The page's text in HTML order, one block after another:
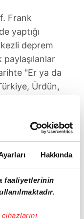
Hakkında
faaliyetlerinin
Frank
yaptığı
deprem
"Er ya da
Ürdün,
asla
gündüz çalışan